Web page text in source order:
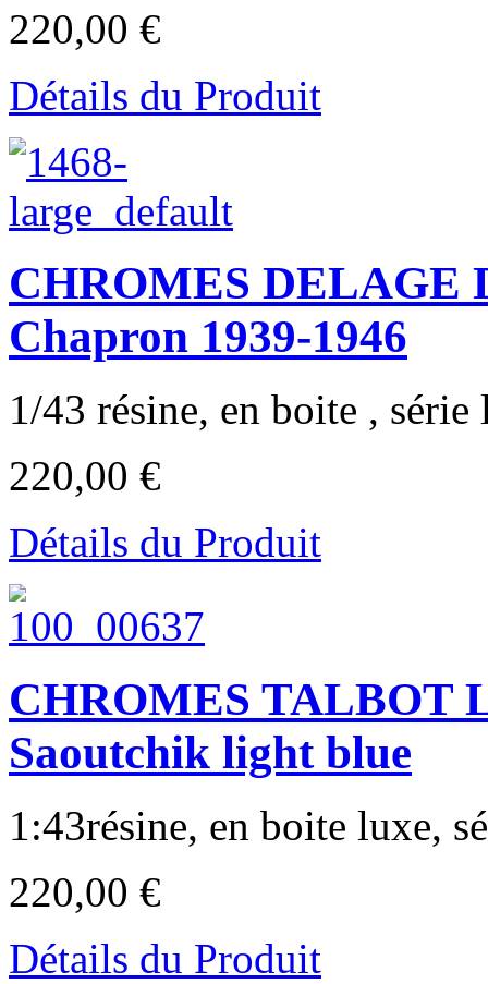
220,00 €
Détails du Produit
CHROMES DELAGE
Chapron 1939-1946
1/43 résine, en boite ,
220,00 €
Détails du Produit
CHROMES TALBOT
Saoutchik light blue
1:43résine, en boite luxe,
220,00 €
Détails du Produit